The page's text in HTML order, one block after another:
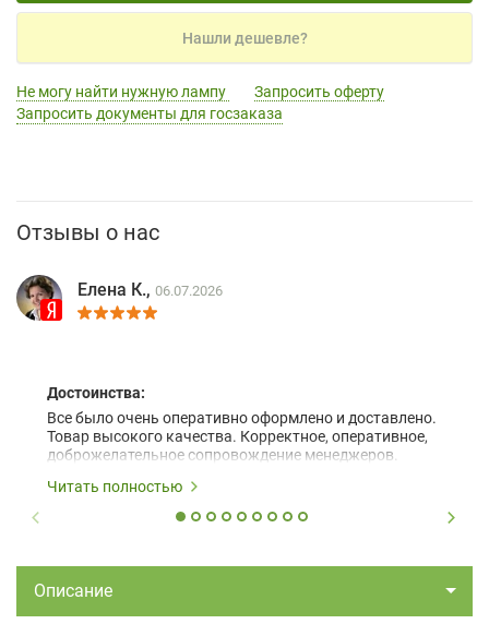
Нашли дешевле?
Не могу найти нужную лампу
Запросить оферту
Запросить документы для госзаказа
Отзывы о нас
Елена К., 06.07.2026
Достоинства:
Все было очень оперативно оформлено и доставлено.
Товар высокого качества. Корректное, оперативное,
доброжелательное сопровождение менеджеров.
Читать полностью
Описание